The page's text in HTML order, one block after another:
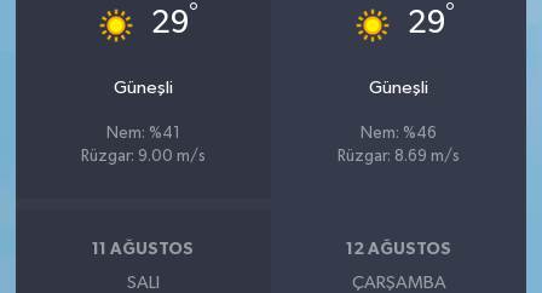
29°
Güneşli
Nem: %41
Rüzgar: 9.00 m/s
29°
Güneşli
Nem: %46
Rüzgar: 8.69 m/s
11 AĞUSTOS
SALI
12 AĞUSTOS
ÇARŞAMBA